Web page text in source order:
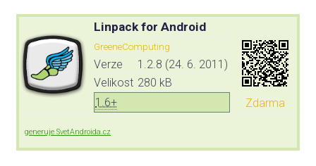
Linpack for Android
GreeneComputing
Verze
1.2.8 (24. 6. 2011)
Velikost 280 kB
1.6+
Zdarma
generuje SvetAndroida.cz